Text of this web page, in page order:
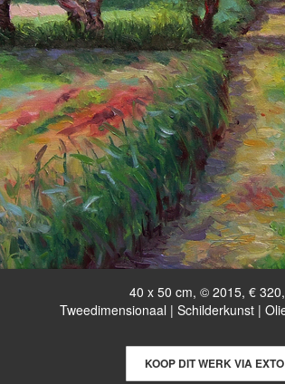
40 x 50 cm, © 2015, €
Tweedimensionaal | Schilderkunst |
KOOP DIT WERK VIA EXTO